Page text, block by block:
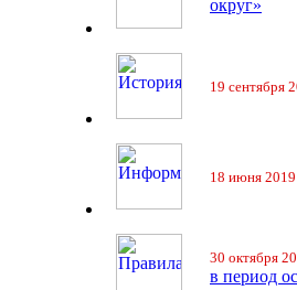
округ»
19 сентября
18 июня 2019
30 октября
в период